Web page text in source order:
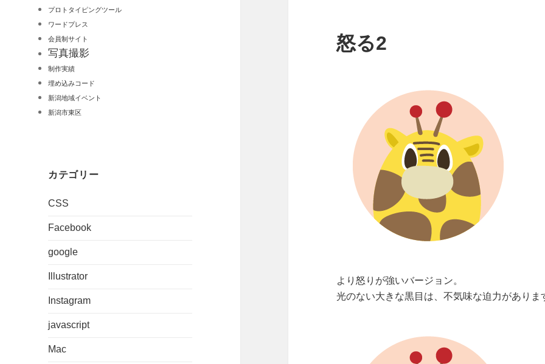
プロトタイピングツール
ワードプレス
会員制サイト
写真撮影
制作実績
埋め込みコード
新潟地域イベント
新潟市東区
カテゴリー
CSS
Facebook
google
Illustrator
Instagram
javascript
Mac
怒る2
より怒りが強いバージョン。
光のない大きな黒目は、不気味な迫力がありま